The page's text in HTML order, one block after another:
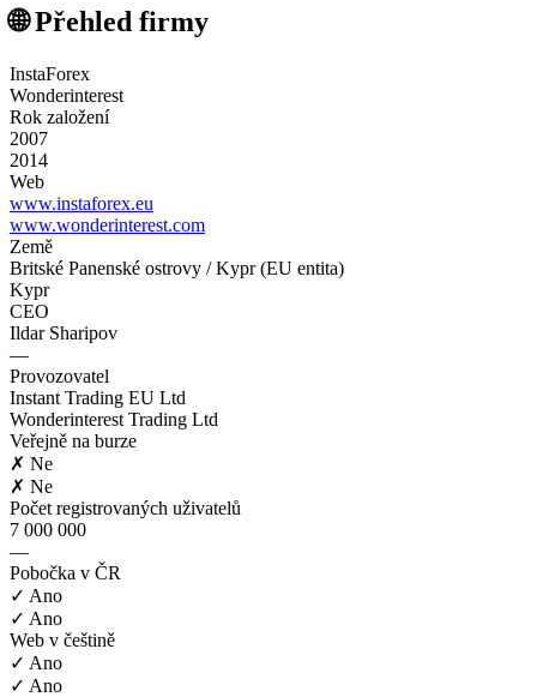
🌐 Přehled firmy
InstaForex
Wonderinterest
Rok založení
2007
2014
Web
www.instaforex.eu
www.wonderinterest.com
Země
Britské Panenské ostrovy / Kypr (EU entita)
Kypr
CEO
Ildar Sharipov
—
Provozovatel
Instant Trading EU Ltd
Wonderinterest Trading Ltd
Veřejně na burze
✗ Ne
✗ Ne
Počet registrovaných uživatelů
7 000 000
—
Pobočka v ČR
✓ Ano
✓ Ano
Web v češtině
✓ Ano
✓ Ano